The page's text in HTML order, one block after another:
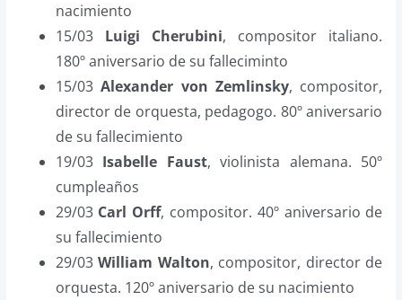
nacimiento
15/03 Luigi Cherubini, compositor italiano.
180º aniversario de su falleciminto
15/03Alexander von Zemlinsky, compositor,
director de orquesta, pedagogo. 80º aniversario
de su fallecimiento
19/03 Isabelle Faust, violinista alemana. 50º
cumpleaños
29/03 Carl Orff, compositor. 40º aniversario de
su fallecimiento
29/03William Walton, compositor, director de
orquesta. 120º aniversario de su nacimiento